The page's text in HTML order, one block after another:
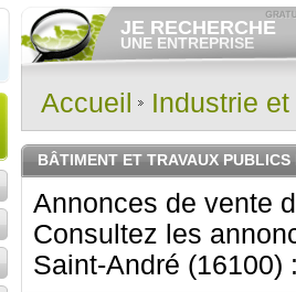
JE RECHERCHE
UNE ENTREPRISE
Consulter gratuitementles
vendre.
Et/ou déposergratuitement
RECHERCHER UNE
ANNONCE
Accueil Industrie
BÂTIMENT ET TRAVAUX
Annonces de vente
Consultez les
Saint-André (16100)